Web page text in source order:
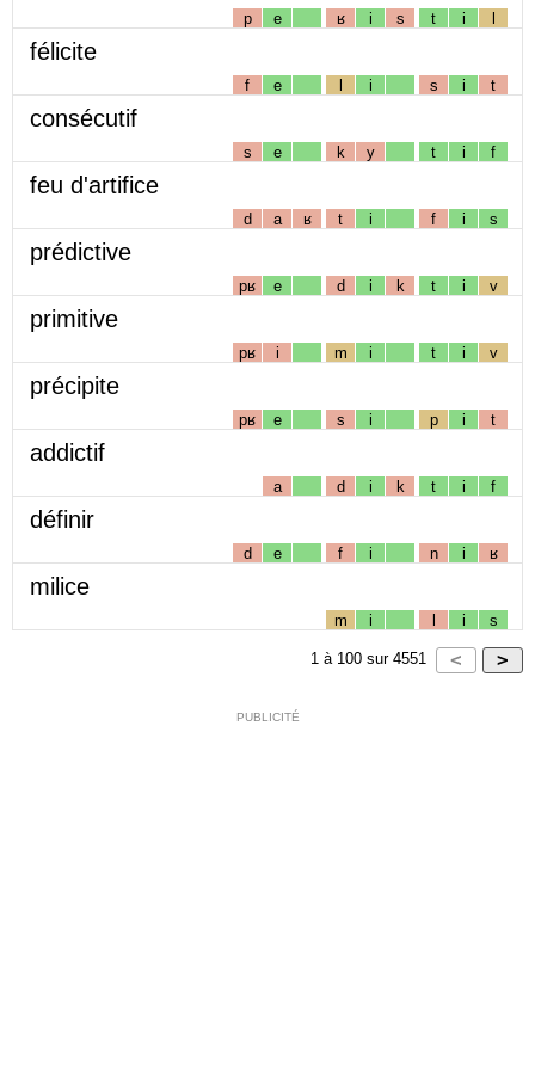
p e ʁ i s t i l
félicite
f e l i s i t
consécutif
s e k y t i f
feu d'artifice
d a ʁ t i f i s
prédictive
pʁ e d i k t i v
primitive
pʁ i m i t i v
précipite
pʁ e s i p i t
addictif
a d i k t i f
définir
d e f i n i ʁ
milice
m i l i s
1 à 100 sur 4551
PUBLICITÉ